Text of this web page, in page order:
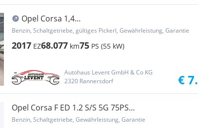
Opel Corsa 1,4
Cool&Sound**GARANTIE**FINANZIERUNG**
Benzin, Schaltgetriebe, gültiges Pickerl, Gewährleistung, Garantie
2017 EZ68.077 km75 PS (55 kW)
Autohaus Levent GmbH & Co KG
2320 Rannersdorf
€
Opel Corsa F ED 1.2 S/S 5G 75PS
Klima,Rückfahrkamera,
Benzin, Schaltgetriebe, Gewährleistung, Garantie